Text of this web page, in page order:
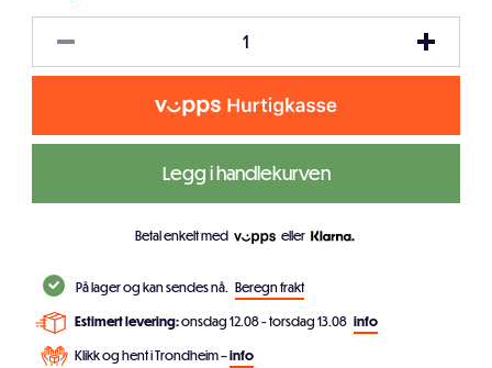
Legg i handlekurven
Betal enkelt med eller
På lager og kan sendes nå. Beregn frakt
Estimert levering:onsdag 12.08 - torsdag 13.08 info
Klikk og hent i Trondheim –info